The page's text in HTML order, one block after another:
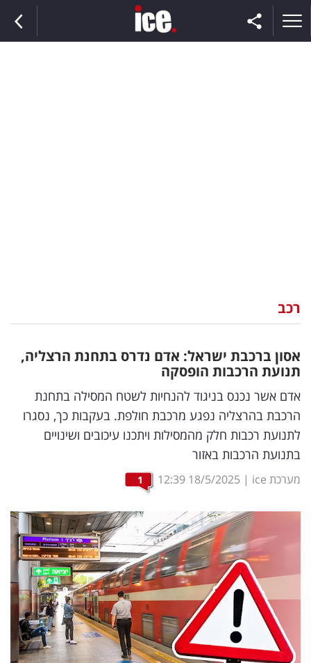
וצרכנות
דיגיטל
וטק
שיווק
ופרסום
משפט
מדדים
ומחקרים
דעות
רכילות
עסקית
קריפטו
רכב
אסון ברכבת ישראל: אדם נדרס בתחנת הרצליה,
תנועת הרכבות הופסקה
אדם אשר נכנס בניגוד להנחיות לשטח המסילה בתחנת
הרכבת בהרצליה נפגע מרכבת חולפת. בעקבות כך, נסגרו
לתנועת רכבות חלק מהמסילות ויתכנו עיכובים ושינויים
בתנועת הרכבות באזור
מערכת ice |
18/5/2025
12:39
1